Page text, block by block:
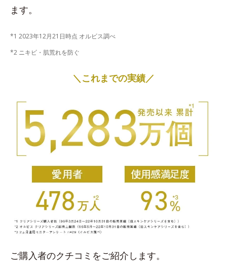
ます。
*1 2023年12月21日時点 オルビス調べ
*2 ニキビ・肌荒れを防ぐ
＼これまでの実績／
ご購入者のクチコミをご紹介します。